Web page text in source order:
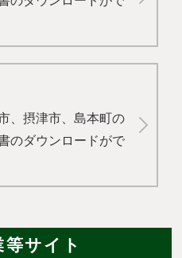
、摂津市、島本町の
のダウンロードがで
サイト